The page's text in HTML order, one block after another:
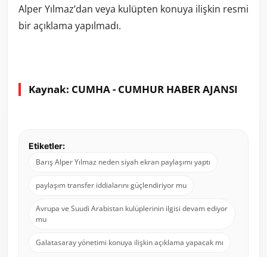
Alper Yılmaz’dan veya kulüpten konuya ilişkin resmi
bir açıklama yapılmadı.
Kaynak: CUMHA - CUMHUR HABER AJANSI
Etiketler:
Barış Alper Yılmaz neden siyah ekran paylaşımı yaptı
paylaşım transfer iddialarını güçlendiriyor mu
Avrupa ve Suudi Arabistan kulüplerinin ilgisi devam ediyor
mu
Galatasaray yönetimi konuya ilişkin açıklama yapacak mı